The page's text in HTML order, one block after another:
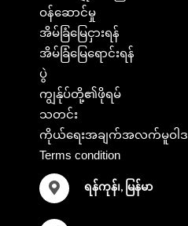
ဝန်ဆောင်မှု
အိမ်ခြံမြေငှားရန်
အိမ်ခြံမြေရောင်းရန်
ပွဲ
ကျွန်ုပ်တို့၏ဖိုရမ်
သတင်း
ကိုယ်ရေးအချက်အလက်မူဝါဒ
Terms condition
ရန်ကုန်၊, မြန်မာ